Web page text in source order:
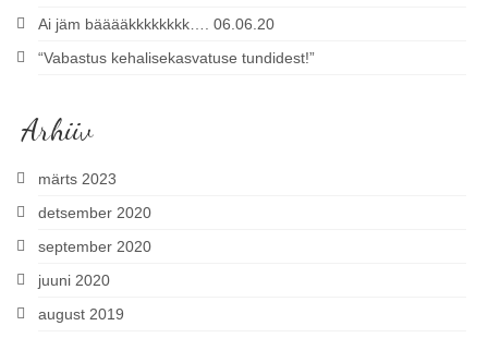
Ai jäm bääääkkkkkkkk…. 06.06.20
“Vabastus kehalisekasvatuse tundidest!”
Arhiiv
märts 2023
detsember 2020
september 2020
juuni 2020
august 2019